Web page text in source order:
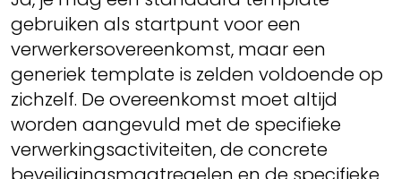
gebruiken als startpunt voor een
verwerkersovereenkomst, maar een
generiek template is zelden voldoende op
zichzelf. De overeenkomst moet altijd
worden aangevuld met de specifieke
verwerkingsactiviteiten, de concrete